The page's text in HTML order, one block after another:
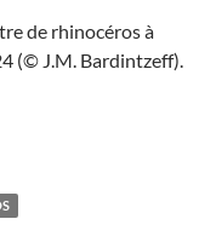
de rhinocéros à
(© J.M. Bardintzeff).
» à Hlane, Afrique du